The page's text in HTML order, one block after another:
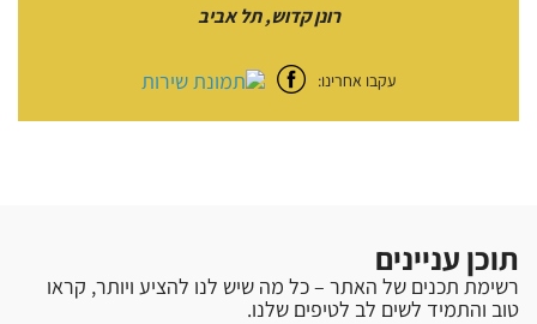
רונן קדוש, תל אביב
עקבו אחרינו:
תוכן עניינים
רשימת תכנים של האתר – כל מה שיש לנו להציע ויותר, קראו
טוב והתמיד לשים לב לטיפים שלנו.